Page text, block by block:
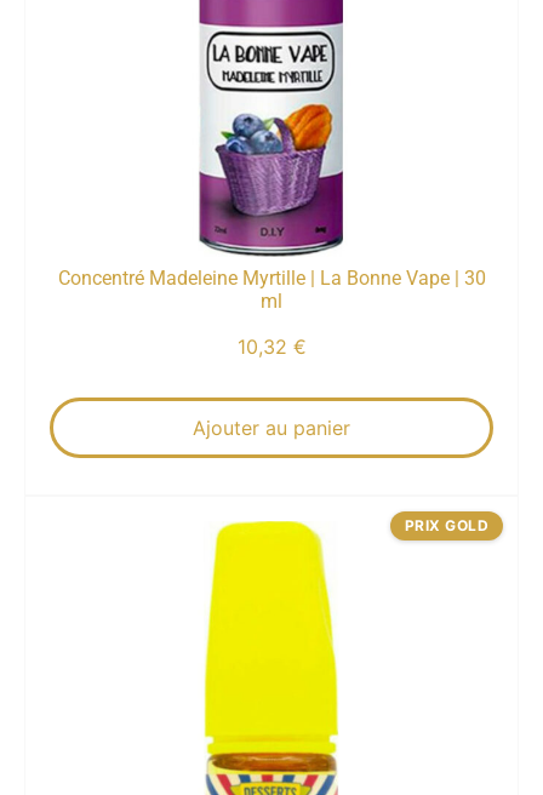
Concentré Madeleine Myrtille | La Bonne Vape | 30
ml
10,32 €
Ajouter au panier
PRIX GOLD